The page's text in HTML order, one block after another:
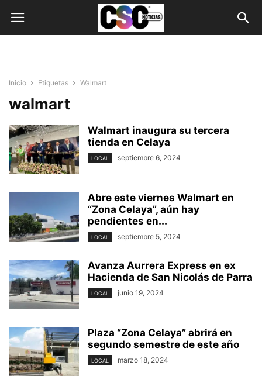
Inicio Etiquetas Walmart
walmart
Walmart inaugura su tercera
tienda en Celaya
LOCAL septiembre 6, 2024
Abre este viernes Walmart en
“Zona Celaya”, aún hay
pendientes en...
LOCAL septiembre 5, 2024
Avanza Aurrera Express en ex
Hacienda de San Nicolás de Parra
LOCAL junio 19, 2024
Plaza “Zona Celaya” abrirá en
segundo semestre de este año
LOCAL marzo 18, 2024